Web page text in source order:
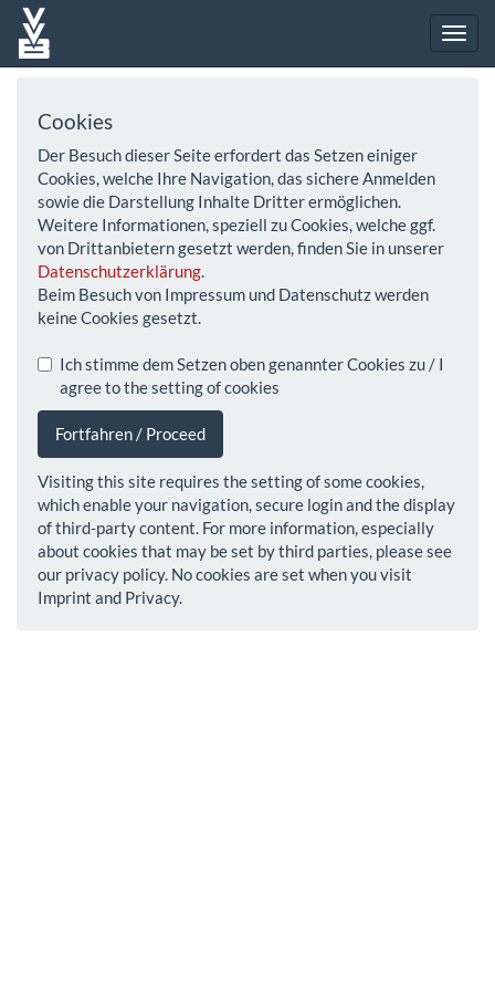
Cookies
Der Besuch dieser Seite erfordert das Setzen einiger
Cookies, welche Ihre Navigation, das sichere Anmelden
sowie die Darstellung Inhalte Dritter ermöglichen.
Weitere Informationen, speziell zu Cookies, welche ggf.
von Drittanbietern gesetzt werden, finden Sie in unserer
Datenschutzerklärung.
Beim Besuch von Impressum und Datenschutz werden
keine Cookies gesetzt.
Ich stimme dem Setzen oben genannter Cookies zu / I
agree to the setting of cookies
Fortfahren / Proceed
Visiting this site requires the setting of some cookies,
which enable your navigation, secure login and the display
of third-party content. For more information, especially
about cookies that may be set by third parties, please see
our privacy policy. No cookies are set when you visit
Imprint and Privacy.